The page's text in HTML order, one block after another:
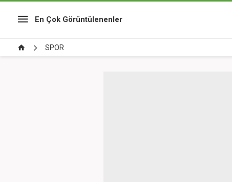
En Çok Görüntülenenler
SPOR